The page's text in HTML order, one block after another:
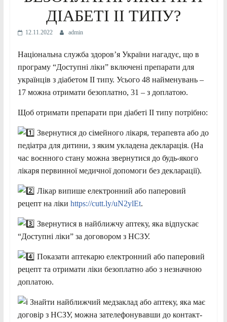
ДІАБЕТІ ІІ ТИПУ?
12.11.2022 admin
Національна служба здоров’я України нагадує, що в
програму “Доступні ліки” включені препарати для
українців з діабетом ІІ типу. Усього 48 найменувань –
17 можна отримати безоплатно, 31 – з доплатою.
Щоб отримати препарати при діабеті ІІ типу потрібно:
Звернутися до сімейного лікаря, терапевта або до
педіатра для дитини, з яким укладена декларація. (На
час воєнного стану можна звернутися до будь-якого
лікаря первинної медичної допомоги без декларації).
Лікар випише електронний або паперовий
рецепт на ліки https://cutt.ly/uN2ylEt.
Звернутися в найближчу аптеку, яка відпускає
“Доступні ліки” за договором з НСЗУ.
Показати аптекарю електронний або паперовий
рецепт та отримати ліки безоплатно або з незначною
доплатою.
Знайти найближчий медзаклад або аптеку, яка має
договір з НСЗУ, можна зателефонувавши до контакт-